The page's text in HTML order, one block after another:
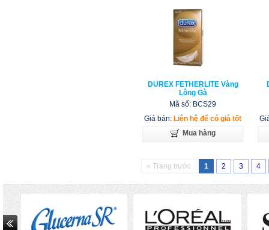
DUREX FETHERLITE Vàng
Lông Gà
Mã số: BCS29
Giá bán: Liên hệ để có giá tốt
Mua hàng
« Trang trước 1 2 3 4